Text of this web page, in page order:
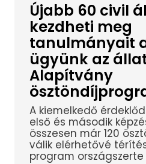
Újabb 60 civil
kezdheti meg
tanulmányait
ügyünk az
Alapítvány
A kiemelkedő
első és második
összesen már 120
válik elérhetővé
program országszerte